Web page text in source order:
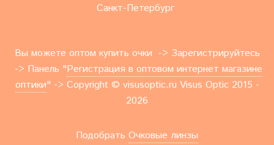
Санкт-Петербург
Вы можете оптом купить очки -> Зарегистрируйтесь
-> Панель "Регистрация в оптовом интернет магазине
оптики" -> Copyright © visusoptic.ru Visus Optic 2015 -
2026
Подобрать Очковые линзы